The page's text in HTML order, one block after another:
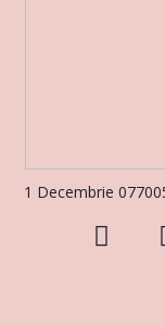
1 Decembrie